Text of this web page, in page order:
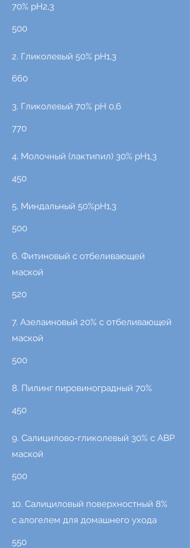
70% рН2,3
500
2. Гликолевый 50% рН1,3
660
3. Гликолевый 70% рН 0,6
770
4. Молочный (лактипил) 30% рН1,3
450
5. Миндальный 50%рН1,3
500
6. Фитиновый с отбеливающей
маской
520
7. Азелаиновый 20% с отбеливающей
маской
500
8. Пилинг пировиноградный 70%
450
9. Салицилово-гликолевый 30% с АВР
маской
500
10. Салициловый поверхностный 8%
с алогелем для домашнего ухода
550